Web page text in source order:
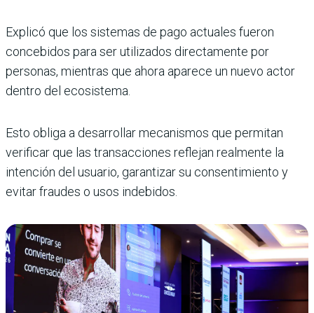
Explicó que los sistemas de pago actuales fueron
concebidos para ser utilizados directamente por
personas, mientras que ahora aparece un nuevo actor
dentro del ecosistema.
Esto obliga a desarrollar mecanismos que permitan
verificar que las transacciones reflejan realmente la
intención del usuario, garantizar su consentimiento y
evitar fraudes o usos indebidos.